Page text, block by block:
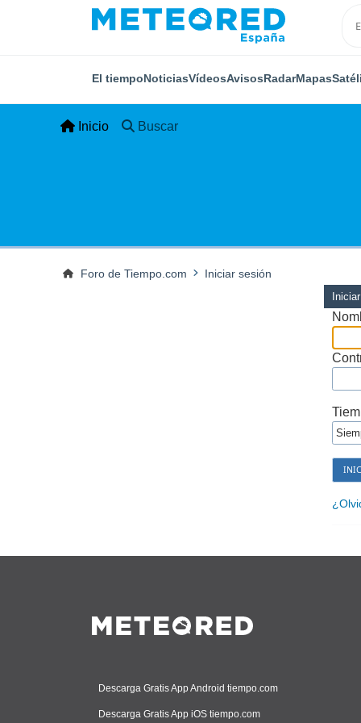
El tiempoNoticiasVídeosAvisosRadarMapas
Inicio Buscar
Foro de Tiempo.com Iniciar sesión
Descarga Gratis App Android tiempo.com
Descarga Gratis App iOS tiempo.com